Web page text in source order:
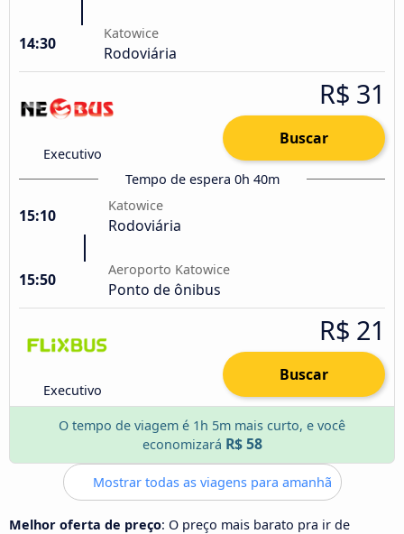
14:30
Katowice
Rodoviária
Executivo
R$ 31
Buscar
Tempo de espera 0h 40m
15:10
Katowice
Rodoviária
15:50
Aeroporto Katowice
Ponto de ônibus
Executivo
R$ 21
Buscar
O tempo de viagem é 1h 5m mais curto, e você
economizará R$ 58
Mostrar todas as viagens para amanhã
Melhor oferta de preço: O preço mais barato pra ir de